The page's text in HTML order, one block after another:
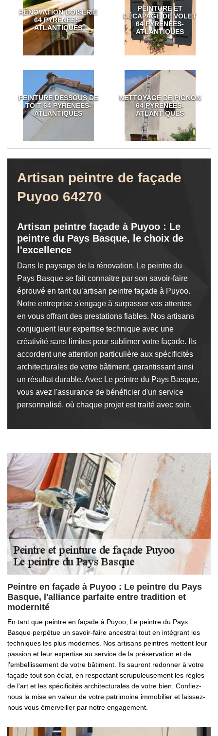
RÉNOVATION BOISERIE
64 PYRÉNÉES-
ATLANTIQUES
PEINTURE ET
DÉCAPAGE DE VOLET
64 PYRÉNÉES-
ATLANTIQUES
PEINTURE DESSOUS DE
TOIT 64 PYRÉNÉES-
ATLANTIQUES
NETTOYAGE DE PIGNON
64 PYRÉNÉES-
ATLANTIQUES
Artisan peintre de façade
Puyoo 64270
Artisan peintre façade à Puyoo : Le
peintre du Pays Basque, le choix de
l'excellence
Dans le paysage de la rénovation, Le peintre du
Pays Basque se fait connaitre par son savoir-faire
éprouvé en tant qu’artisan peintre façade à Puyoo.
Notre entreprise s'engage à surpasser vos attentes
en vous offrant des prestations fiables. Nos artisans
conjuguent leur expertise technique avec une
créativité sans limites pour sublimer votre façade. Ils
accordent une attention particulière aux spécificités
architecturales de votre bâtiment, garantissant ainsi
un résultat durable. Avec Le peintre du Pays Basque,
vous avez l'assurance de bénéficier d'un service
personnalisé, où chaque projet est traité avec soin.
Peintre en façade à Puyoo : Le peintre du Pays
Basque, l'alliance parfaite entre tradition et
modernité
En tant que peintre en façade à Puyoo, Le peintre du Pays
Basque perpétue un savoir-faire ancestral tout en intégrant les
techniques les plus modernes. Nos artisans peintres mettent leur
passion et leur expertise au service de la préservation et de
l'embellissement de votre bâtiment. Ils sauront redonner à votre
façade tout son éclat, en respectant scrupuleusement les règles
de l'art et les spécificités architecturales de votre bien. Confiez-
nous la mise en valeur de votre patrimoine immobilier et laissez-
nous vous émerveiller par notre engagement.